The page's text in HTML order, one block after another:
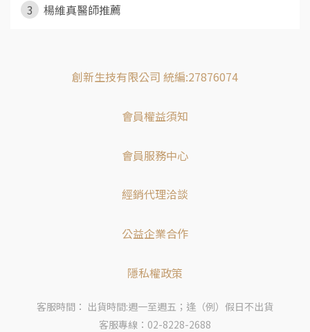
3
楊維真醫師推薦
創新生技有限公司 統編:27876074
會員權益須知
會員服務中心
經銷代理洽談
公益企業合作
隱私權政策
客服時間： 出貨時間:週一至週五；逢（例）假日不出貨
客服專線：02-8228-2688